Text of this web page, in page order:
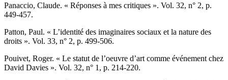
Panaccio, Claude. « Réponses à mes critiques ». Vol. 32, n° 2, p.
449-457.
Patton, Paul. « L’identité des imaginaires sociaux et la nature des
droits ». Vol. 33, n° 2, p. 499-506.
Pouivet, Roger. « Le statut de l’oeuvre d’art comme événement chez
David Davies ». Vol. 32, n° 1, p. 214-220.